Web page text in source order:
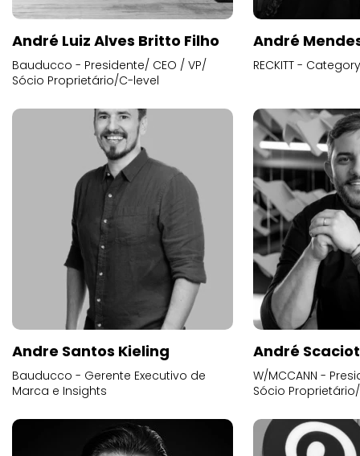
André Luiz Alves Britto Filho
Bauducco - Presidente/ CEO / VP/
Sócio Proprietário/C-level
André
RECKITT -
Andre Santos Kieling
Bauducco - Gerente Executivo de
Marca e Insights
André
W/MCCANN -
Sócio